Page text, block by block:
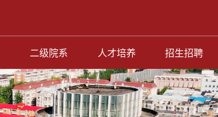
二级院系 人才培养 招生招聘